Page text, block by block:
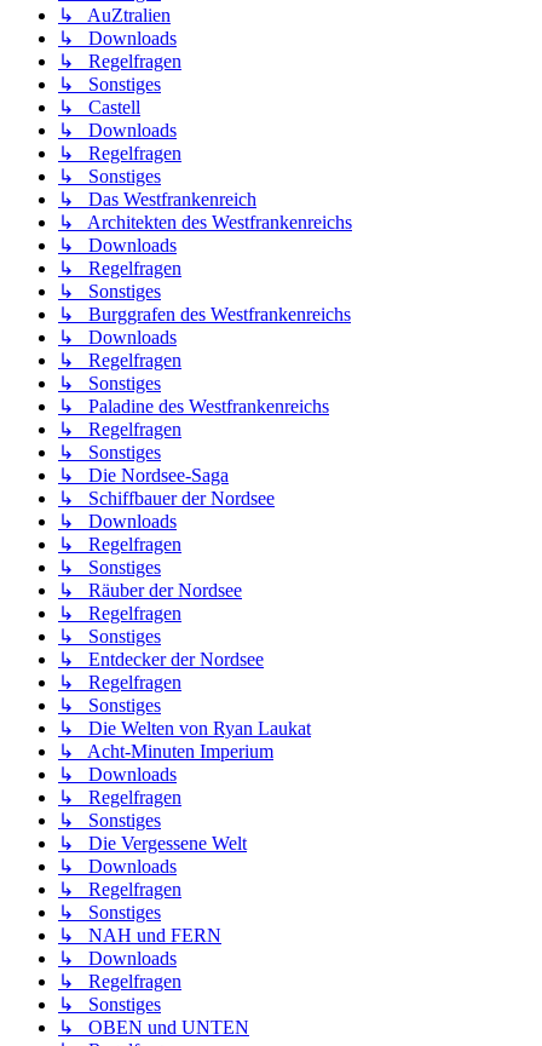
↳ AuZtralien
↳ Downloads
↳ Regelfragen
↳ Sonstiges
↳ Castell
↳ Downloads
↳ Regelfragen
↳ Sonstiges
↳ Das Westfrankenreich
↳ Architekten des Westfrankenreichs
↳ Downloads
↳ Regelfragen
↳ Sonstiges
↳ Burggrafen des Westfrankenreichs
↳ Downloads
↳ Regelfragen
↳ Sonstiges
↳ Paladine des Westfrankenreichs
↳ Regelfragen
↳ Sonstiges
↳ Die Nordsee-Saga
↳ Schiffbauer der Nordsee
↳ Downloads
↳ Regelfragen
↳ Sonstiges
↳ Räuber der Nordsee
↳ Regelfragen
↳ Sonstiges
↳ Entdecker der Nordsee
↳ Regelfragen
↳ Sonstiges
↳ Die Welten von Ryan Laukat
↳ Acht-Minuten Imperium
↳ Downloads
↳ Regelfragen
↳ Sonstiges
↳ Die Vergessene Welt
↳ Downloads
↳ Regelfragen
↳ Sonstiges
↳ NAH und FERN
↳ Downloads
↳ Regelfragen
↳ Sonstiges
↳ OBEN und UNTEN